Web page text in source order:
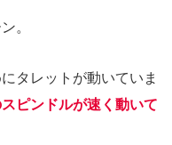
。
タレットが動いていま
ピンドルが速く動いて